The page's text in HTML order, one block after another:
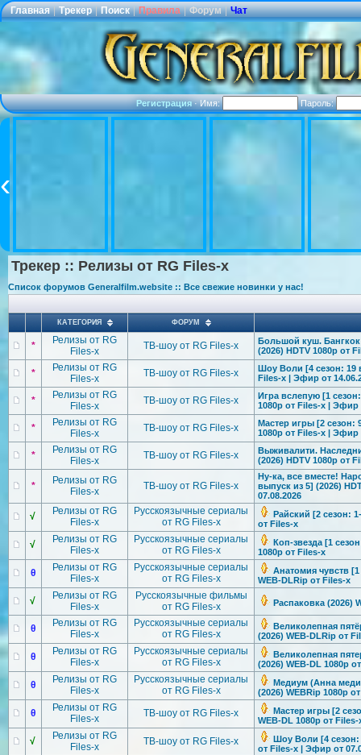
Главная | Трекер | Поиск | Правила | Форум | Чат
Регистрация·Имя: Пароль:
Трекер :: Релизы от RG Files-x
Список форумов Generalfilm.website :: Все свежие новинки у нас!
КАТЕГОРИЯ ФОРУМ
*
Релизы от RG
Files-x
ТВ-шоу от RG Files-x
Большой куш.
(2026) HDTV 1080р от
*
Релизы от RG
Files-x
ТВ-шоу от RG Files-x
Шоу Воли [4 сезон: 19
Files-x | Эфир от
*
Релизы от RG
Files-x
ТВ-шоу от RG Files-x
Игра вслепую [1
1080р от Files-x | Эфир
*
Релизы от RG
Files-x
ТВ-шоу от RG Files-x
Мастер игры [2 сезон:
1080р от Files-x | Эфир
*
Релизы от RG
Files-x
ТВ-шоу от RG Files-x
Выживалити.
(2026) HDTV 1080р от
*
Релизы от RG
Files-x
ТВ-шоу от RG Files-x
Ну-ка, все вместе!
выпуск из 5] (2026)
07.08.2026
√
Релизы от RG
Files-x
Русскоязычные сериалы
от RG Files-x
Райский [2 сезон:
от Files-x
√
Релизы от RG
Files-x
Русскоязычные сериалы
от RG Files-x
Коп-звезда [1
1080p от Files-x
θ
Релизы от RG
Files-x
Русскоязычные сериалы
от RG Files-x
Анатомия чувств [1
WEB-DLRip от Files-x
√
Релизы от RG
Files-x
Русскоязычные фильмы
от RG Files-x
Распаковка (2026)
θ
Релизы от RG
Files-x
Русскоязычные сериалы
от RG Files-x
Великолепная
(2026) WEB-DLRip от
θ
Релизы от RG
Files-x
Русскоязычные сериалы
от RG Files-x
Великолепная
(2026) WEB-DL 1080p
θ
Релизы от RG
Files-x
Русскоязычные сериалы
от RG Files-x
Медиум (Анна
(2026) WEBRip 1080p
θ
Релизы от RG
Files-x
ТВ-шоу от RG Files-x
Мастер игры [2
WEB-DL 1080p от Files-
√
Релизы от RG
Files-x
ТВ-шоу от RG Files-x
Шоу Воли [4 сезон:
от Files-x | Эфир от